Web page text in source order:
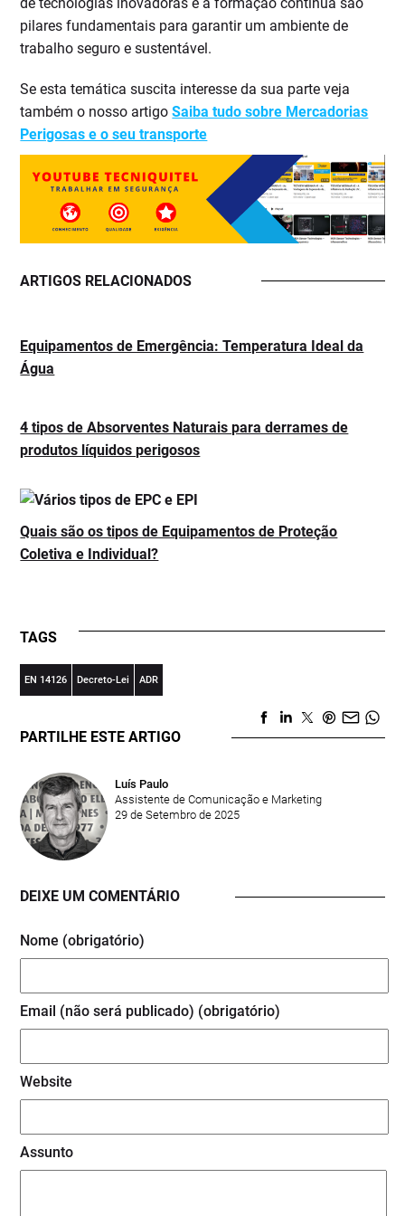
pilares fundamentais para garantir um ambiente de
trabalho seguro e sustentável.
Se esta temática suscita interesse da sua parte veja
também o nosso artigoSaiba tudo sobre Mercadorias
Perigosas e o seu transporte
ARTIGOS RELACIONADOS
Equipamentos de Emergência: Temperatura Ideal da
Água
4 tipos de Absorventes Naturais para derrames de
produtos líquidos perigosos
Quais são os tipos de Equipamentos de Proteção
Coletiva e Individual?
TAGS
EN 14126 Decreto-Lei ADR
PARTILHE ESTE ARTIGO
Luís Paulo
Assistente de Comunicação e Marketing
29 de Setembro de 2025
DEIXE UM COMENTÁRIO
Nome (obrigatório)
Email (não será publicado) (obrigatório)
Website
Assunto